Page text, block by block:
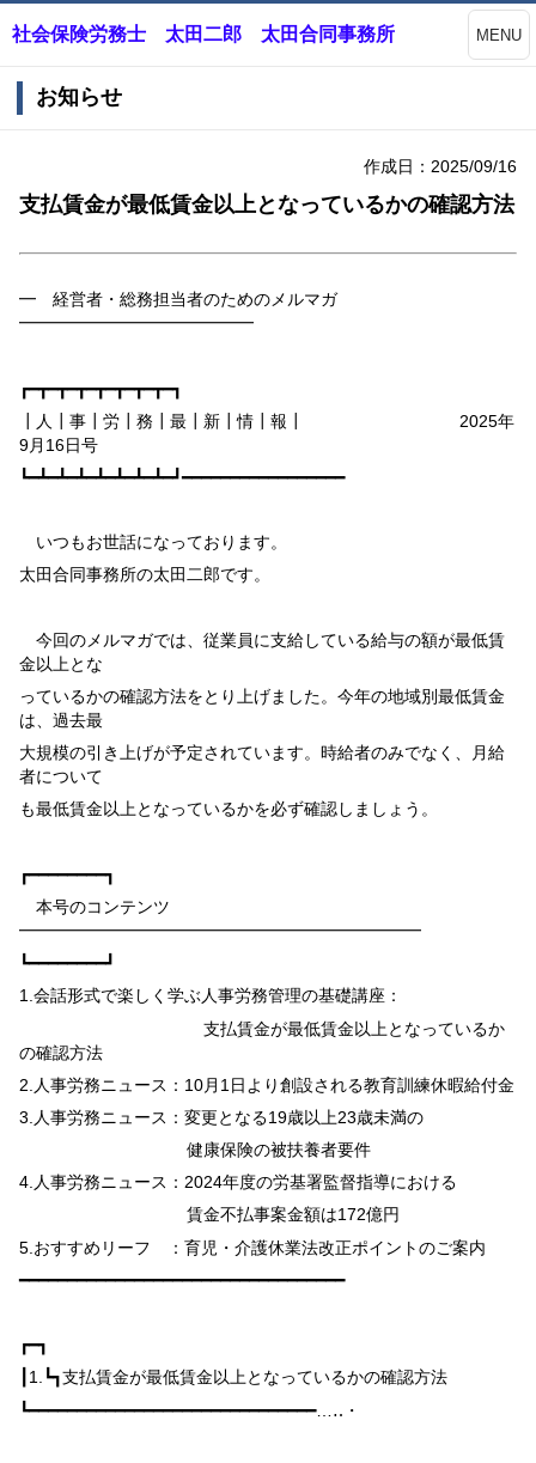
社会保険労務士 太田二郎 太田合同事務所 MENU
お知らせ
作成日：2025/09/16
支払賃金が最低賃金以上となっているかの確認方法
━ 経営者・総務担当者のためのメルマガ
━━━━━━━━━━━━━━
┏━┳━┳━┳━┳━┳━┳━┳━┓
┃人┃事┃労┃務┃最┃新┃情┃報┃ 2025年
9月 16日号
┗━┻━┻━┻━┻━┻━┻━┻━┛━━━━━━━━━━━━━━━━━
いつもお世話になっております。
太田合同事務所の太田二郎です。
今回のメルマガでは、従業員に支給している給与の額が最低賃
金以上とな
っているかの確認方法をとり上げました。今年の地域別最低賃金
は、過去最
大規模の引き上げが予定されています。時給者のみでなく、月給
者について
も最低賃金以上となっているかを必ず確認しましょう。
┏━━━━━━━━┓
本号のコンテンツ
━━━━━━━━━━━━━━━━━━━━━━━━
┗━━━━━━━━┛
1.会話形式で楽しく学ぶ人事労務管理の基礎講座：
支払賃金が最低賃金以上となっているか
の確認方法
2. 人事労務ニュース： 10月 1 日より創設される教育訓練休暇給付金
3. 人事労務ニュース：変更となる19歳以上23歳未満の
健康保険の被扶養者要件
4.人事労務ニュース： 2024年度の労基署監督指導における
賃金不払事案金額は172億円
5. おすすめリーフ ：育児・介護休業法改正ポイントのご案内
━━━━━━━━━━━━━━━━━━━━━━━━━━━━━━━━━━
┏━┓
1. ┗┓支払賃金が最低賃金以上となっているかの確認方法
┗━━━━━━━━━━━━━━━━━━━━━━━━━━━━━━…‥・